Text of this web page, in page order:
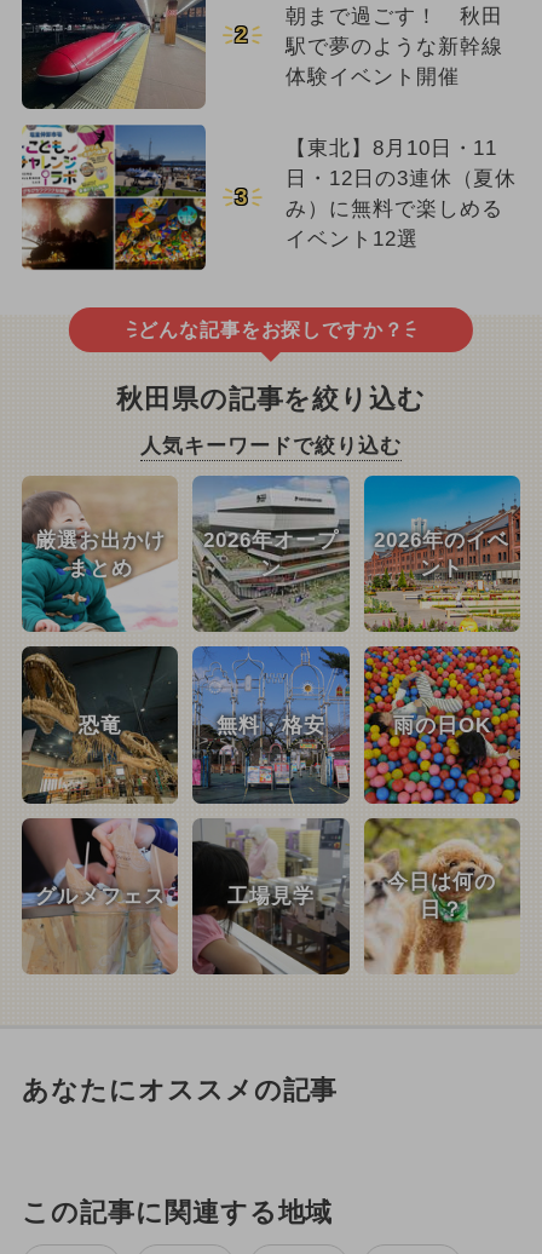
2
朝まで過ごす！ 秋田
駅で夢のような新幹線
体験イベント開催
3
【東北】8月10日・11
日・12日の3連休（夏休
み）に無料で楽しめる
イベント12選
どんな記事をお探しですか？
秋田県の記事を絞り込む
人気キーワードで絞り込む
厳選お出かけ
まとめ
2026年オープ
ン
2026年のイベ
ント
恐竜 無料・格安 雨の日OK
グルメフェス 工場見学
今日は何の
日？
あなたにオススメの記事
この記事に関連する地域